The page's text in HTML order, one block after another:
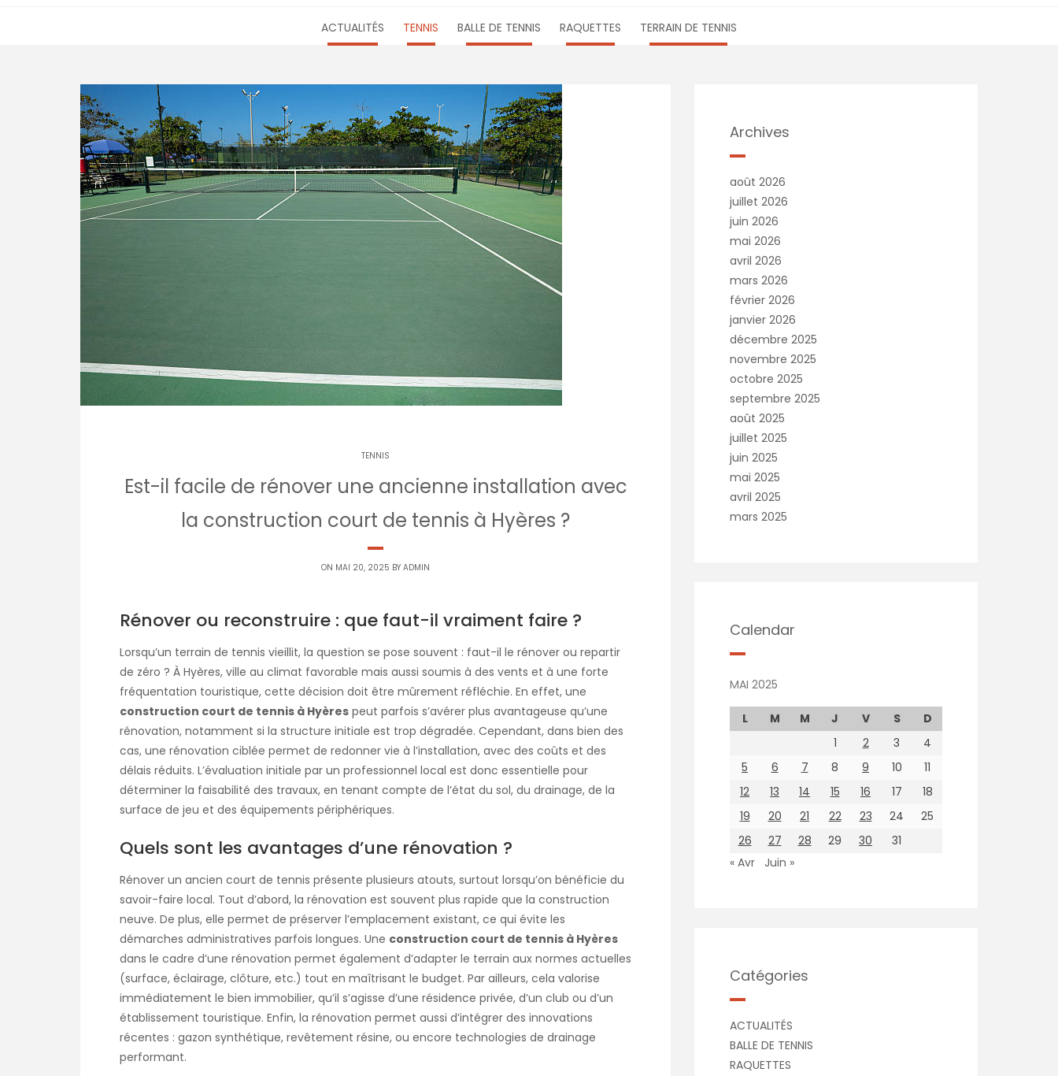
ACTUALITÉS TENNIS BALLE DE TENNIS RAQUETTES TERRAIN DE TENNIS
TENNIS
Est-il facile de rénover une ancienne installation avec
la construction court de tennis à Hyères ?
ON MAI 20, 2025 BY ADMIN
Rénover ou reconstruire : que faut-il vraiment faire ?
Lorsqu’un terrain de tennis vieillit, la question se pose souvent : faut-il le rénover ou repartir
de zéro ? À Hyères, ville au climat favorable mais aussi soumis à des vents et à une forte
fréquentation touristique, cette décision doit être mûrement réfléchie. En effet, une
construction court de tennis à Hyères peut parfois s’avérer plus avantageuse qu’une
rénovation, notamment si la structure initiale est trop dégradée. Cependant, dans bien des
cas, une rénovation ciblée permet de redonner vie à l’installation, avec des coûts et des
délais réduits. L’évaluation initiale par un professionnel local est donc essentielle pour
déterminer la faisabilité des travaux, en tenant compte de l’état du sol, du drainage, de la
surface de jeu et des équipements périphériques.
Quels sont les avantages d’une rénovation ?
Rénover un ancien court de tennis présente plusieurs atouts, surtout lorsqu’on bénéficie du
savoir-faire local. Tout d’abord, la rénovation est souvent plus rapide que la construction
neuve. De plus, elle permet de préserver l’emplacement existant, ce qui évite les
démarches administratives parfois longues. Une construction court de tennis à Hyères
dans le cadre d’une rénovation permet également d’adapter le terrain aux normes actuelles
(surface, éclairage, clôture, etc.) tout en maîtrisant le budget. Par ailleurs, cela valorise
immédiatement le bien immobilier, qu’il s’agisse d’une résidence privée, d’un club ou d’un
établissement touristique. Enfin, la rénovation permet aussi d’intégrer des innovations
récentes : gazon synthétique, revêtement résine, ou encore technologies de drainage
performant.
Archives
août 2026
juillet 2026
juin 2026
mai 2026
avril 2026
mars 2026
février 2026
janvier 2026
décembre 2025
novembre 2025
octobre 2025
septembre 2025
août 2025
juillet 2025
juin 2025
mai 2025
avril 2025
mars 2025
Calendar
MAI 2025
L M M J V S
D
1
2 3
4
5
6 7 8 9 10
11
12
13 14 15 16 17
18
19
20 21 22 23 24
25
26
27 28 29 30
31
« Avr
Juin »
Catégories
ACTUALITÉS
BALLE DE TENNIS
RAQUETTES